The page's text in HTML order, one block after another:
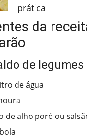
prática
da
de legumes
de água
de alho poró ou